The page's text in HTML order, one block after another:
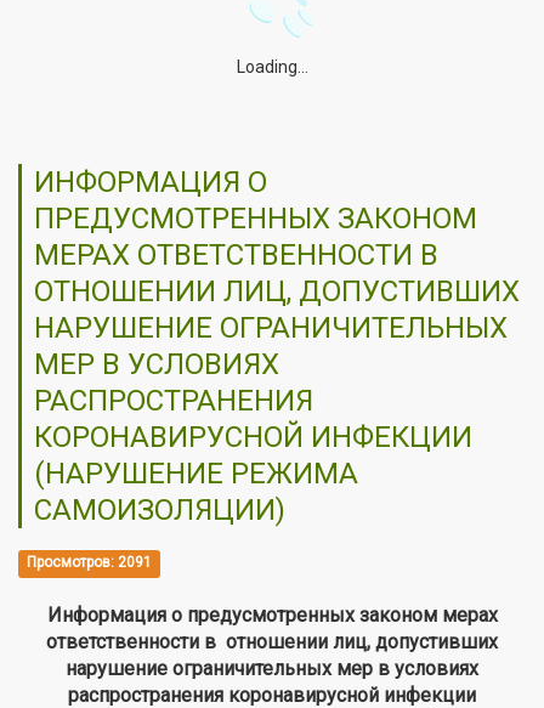
Loading...
ИНФОРМАЦИЯ О
ПРЕДУСМОТРЕННЫХ ЗАКОНОМ
МЕРАХ ОТВЕТСТВЕННОСТИ В
ОТНОШЕНИИ ЛИЦ, ДОПУСТИВШИХ
НАРУШЕНИЕ ОГРАНИЧИТЕЛЬНЫХ
МЕР В УСЛОВИЯХ
РАСПРОСТРАНЕНИЯ
КОРОНАВИРУСНОЙ ИНФЕКЦИИ
(НАРУШЕНИЕ РЕЖИМА
САМОИЗОЛЯЦИИ)
Просмотров: 2091
Информация о предусмотренных законом мерах
ответственности в отношении лиц, допустивших
нарушение ограничительных мер в условиях
распространения коронавирусной инфекции